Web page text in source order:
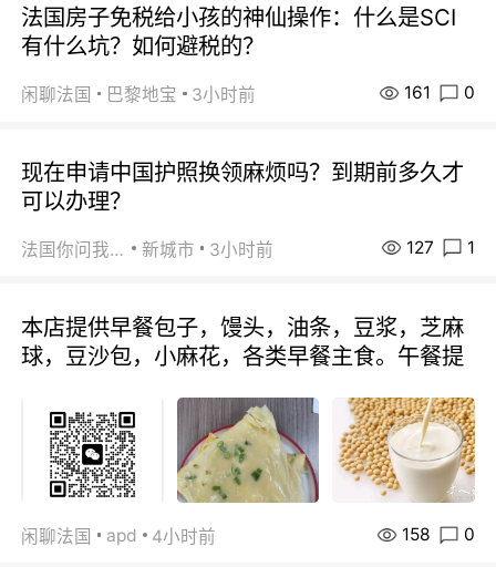
法国房子免税给小孩的神仙操作：什么是SCI
有什么坑？如何避税的？
闲聊法国 巴黎地宝 3小时前 161 0
现在申请中国护照换领麻烦吗？到期前多久才
可以办理？
法国你问我答 新城市 3小时前 127 1
本店提供早餐包子，馒头，油条，豆浆，芝麻
球，豆沙包，小麻花，各类早餐主食。午餐提
闲聊法国 apd 4小时前 158 0